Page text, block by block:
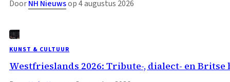
DoorNH Nieuwsop 4 augustus 2026
KUNST & CULTUUR
Westfrieslands 2026: Tribute-, dialect- en